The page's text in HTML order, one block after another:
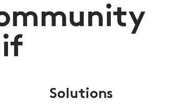
Solutions